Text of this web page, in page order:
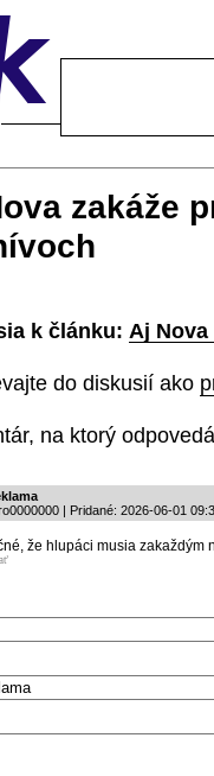
zakáže
k článku: Aj
do diskusií ako
na ktorý
| Pridané: 2026-06-01
že hlupáci musia zakaždým